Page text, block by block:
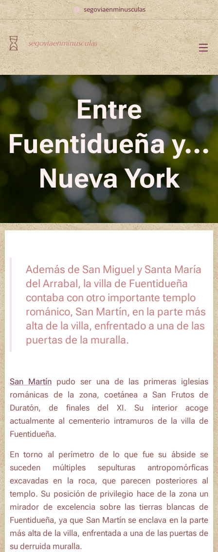
segoviaenminusculas
segoviaenminusculas
Entre
Fuentidueña y...
Nueva York
Además de San Miguel y Santa María
del Arrabal, la villa de Fuentidueña
contaba con otro importante templo
románico, San Martín, en la parte más
alta de la villa, enfrentado a una de las
puertas de la muralla.
San Martín pudo ser una de las primeras iglesias
románicas de la zona, coetánea a San Frutos de
Duratón, de finales del XI. Su interior acoge
actualmente al cementerio intramuros de la villa de
Fuentidueña.
En torno al perímetro de lo que fue su ábside se
suceden múltiples sepulturas antropomórficas
excavadas en la roca, que parecen posteriores al
templo. Su posición de privilegio hace de la zona un
mirador de excelencia sobre las tierras blancas de
Fuentidueña, ya que San Martínse enclava en la parte
más alta de la villa, enfrentada a una de las puertas de
su derruida muralla.